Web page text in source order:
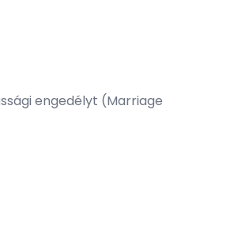
engedélyt (Marriage